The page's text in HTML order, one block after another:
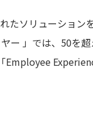
たソリューション
ー 」では、50を
Employee